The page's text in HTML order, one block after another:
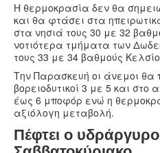
Η θερμοκρασία δεν θα
και θα φτάσει στα
στα νησιά τους 30 με 32
νοτιότερα τμήματα των
τους 33 με 34 βαθμούς
Την Παρασκευή οι άνεμοι θα
βορειοδυτικοί 3 με 5 και στο
έως 6 μποφόρ ενώ η
αξιόλογη μεταβολή.
Πέφτει ο